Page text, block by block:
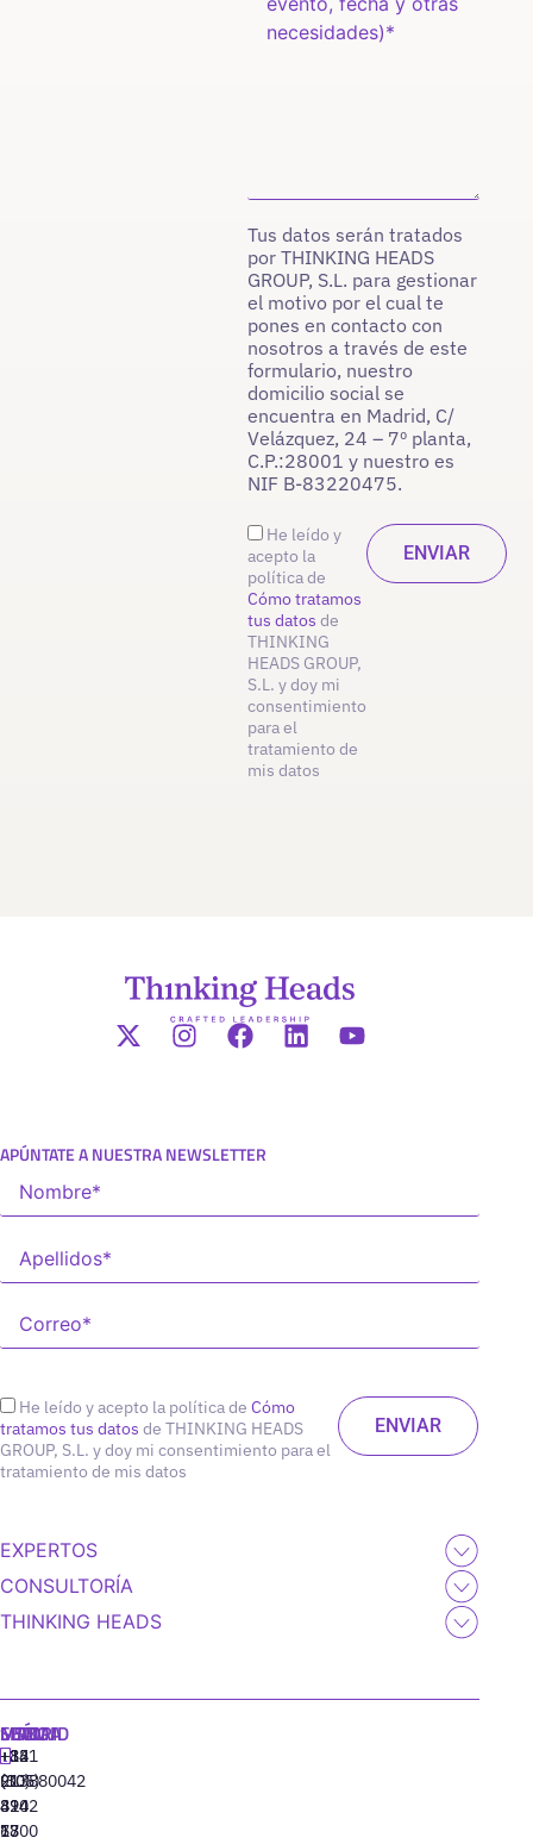
Tus datos serán tratados
por THINKING HEADS
GROUP, S.L. para gestionar
el motivo por el cual te
pones en contacto con
nosotros a través de este
formulario, nuestro
domicilio social se
encuentra en Madrid, C/
Velázquez, 24 – 7º planta,
C.P.:28001 y nuestro es
NIF B-83220475.
He leído y
acepto la
política de
Cómo tratamos
tus datos de
THINKING
HEADS GROUP,
S.L. y doy mi
consentimiento
para el
tratamiento de
mis datos
APÚNTATE A NUESTRA NEWSLETTER
He leído y acepto la política de Cómo
tratamos tus datos de THINKING HEADS
GROUP, S.L. y doy mi consentimiento para el
tratamiento de mis datos
EXPERTOS
CONSULTORÍA
THINKING HEADS
MADRID
+34
91
310
77
MIAMI
+1
(305)
424
13
SEÚL
+82
(10)
8942
6800
LISBOA
‪+351
213880042